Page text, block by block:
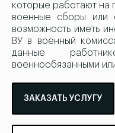
которые работают на
военные сборы или
возможность иметь
ВУ в военный
данные
военнообязанными
ЗАКАЗАТЬ УСЛУГУ